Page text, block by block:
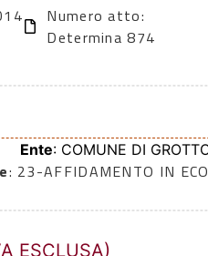
Numero atto:
Determina 874
Ente: COMUNE DI
: 23-AFFIDAMENTO IN
ESCLUSA)